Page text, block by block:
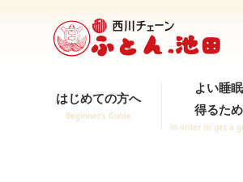
はじめての方へ
Beginner’s Guide
よい睡
得るた
in order to get a